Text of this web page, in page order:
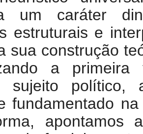
um caráter
estruturais e
sua construção
a
sujeito
fundamentado
apontamos